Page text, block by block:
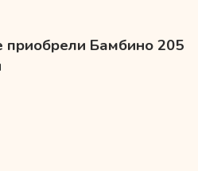
приобрели Бамбино 205